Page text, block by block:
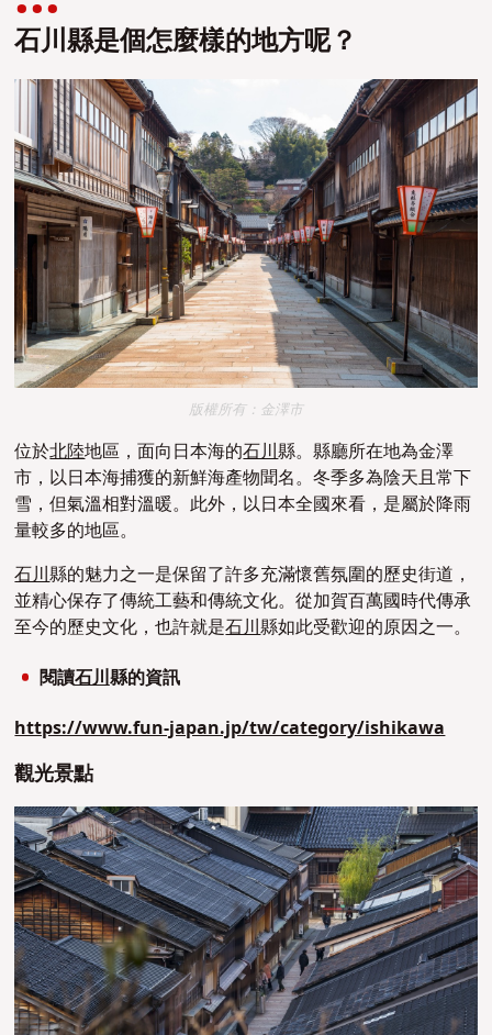
石川縣是個怎麼樣的地方呢？
版權所有：金澤市
位於北陸地區，面向日本海的石川縣。縣廳所在地為金澤
市，以日本海捕獲的新鮮海產物聞名。冬季多為陰天且常下
雪，但氣溫相對溫暖。此外，以日本全國來看 ，是屬於降雨
量較多的地區。
石川縣的魅力之一是保留了許多充滿懷舊氛圍的歷史街道，
並精心保存了傳統工藝和傳統文化。從加賀百萬國時代傳承
至今的歷史文化，也許就是石川縣如此受歡迎的原因之一。
閱讀石川縣的資訊
https://www.fun-japan.jp/tw/category/ishikawa
觀光景點